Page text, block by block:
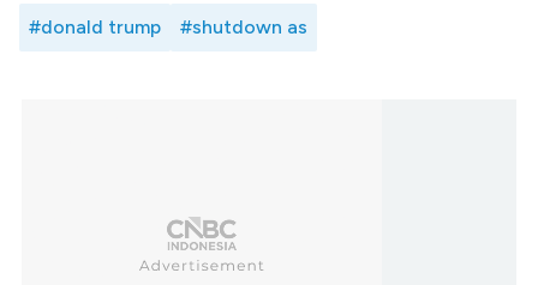
#donald trump #shutdown as